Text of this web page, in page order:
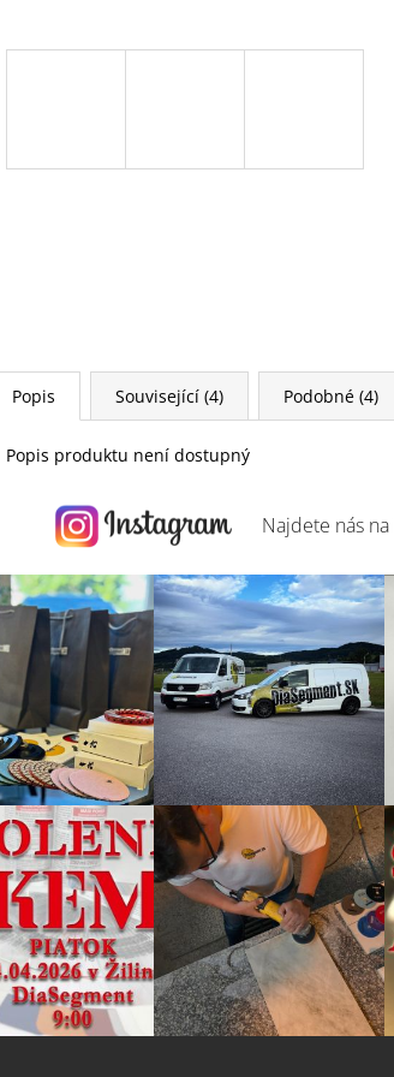
Popis Související (4) Podobné (4)
Popis produktu není dostupný
Najdete nás na